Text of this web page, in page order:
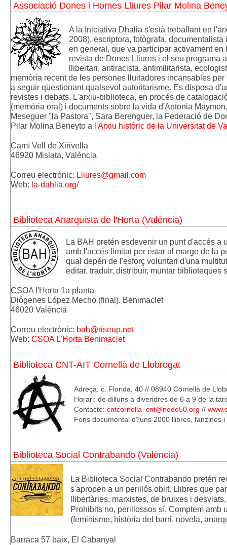
Associació Dones i Homes Lliures Pilar Molina
A la Iniciativa Dhalia s'està treballant en
2008), escriptora, fotògrafa,
en general, que va participar activament
revista de Dones Lliures i el seu programa
llibertari, antiracista, antimilitarista,
memòria recent de les persones lluitadores incansables
a seguir qüestionant qualsevol autoritarisme. Es disposa
revistes i debats. L'arxiu-biblioteca, en procés de
(memòria oral) i documents sobre la vida d'Antonia
Meseguer "la Pastora", Sara Berenguer, la Federació de
Pilar Molina Beneyto a l'Arxiu històric de la Universitat de
Camí Vell de Xirivella
46920 Mislata, València
Correu electrònic: Lliures@gmail.com
Web: la-dahlia.org/
Biblioteca Anarquista de l'Horta (València)
La BAH pretén esdevenir un punt d'accés
amb l'accés limitat per estar al marge de la
qual depén de l'esforç voluntari d'una
editar, traduir, distribuir, muntar biblioteques
CSOA l'Horta 1a planta
Diógenes López Mecho (final). Benimaclet
46020 València
Correu electrònic: bah@riseup.net
Web: CSOA L'Horta Benimaclet
Biblioteca CNT-AIT Cornellà de Llobregat
Adreça: c. Florida, 40 // 08940 Cornellà de
Horari: de dilluns a divendres de 6 a 9 de la
Contacte: cntcornella_cnt@nodo50.org //
Fons documental d?uns 2000 llibres, fanzines i
Biblioteca Social Contrabando (València)
La Biblioteca Social Contrabando pretén
s'apropen a un perillós oblit. Llibres que
llibertàries, marxistes, de bruixes i
Prohibits no, perillossos sí. Comptem amb
(feminisme, història del barri, novela,
Barraca 57 baix, El Cabanyal